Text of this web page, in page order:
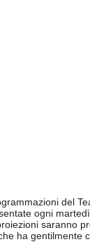
del
ogni
saranno
ha gentilmente